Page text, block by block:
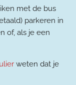
met de bus
parkeren in
of, als je een
weten dat je